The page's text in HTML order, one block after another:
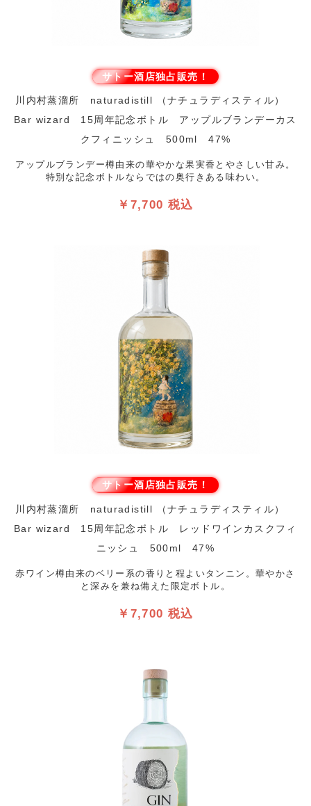
サトー酒店独占販売！
川内村蒸溜所 naturadistill （ナチュラディスティル）
Bar wizard 15周年記念ボトル アップルブランデーカス
クフィニッシュ 500ml 47%
アップルブランデー樽由来の華やかな果実香とやさしい甘み。
特別な記念ボトルならではの奥行きある味わい。
￥7,700 税込
サトー酒店独占販売！
川内村蒸溜所 naturadistill （ナチュラディスティル）
Bar wizard 15周年記念ボトル レッドワインカスクフィ
ニッシュ 500ml 47%
赤ワイン樽由来のベリー系の香りと程よいタンニン。華やかさ
と深みを兼ね備えた限定ボトル。
￥7,700 税込